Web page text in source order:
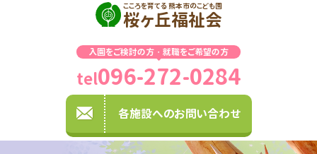
こころを育てる 熊本市のこども園
桜ヶ丘福祉会
入園をご検討の方・就職をご希望の方
tel096-272-0284
各施設へのお問い合わせ